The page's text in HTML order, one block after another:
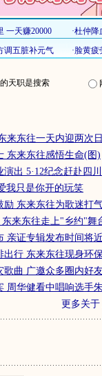
天职是搜索
来东往一天内迎两次
东来东往感悟生命(图)
出 5·12纪念赶赴四川
我只是你开的玩笑
励 东来东往为歌迷打
来东往走上"乡约"舞
亲证专辑发布时间将近
出行 东来东往现身环
歌曲 广邀众多圈内好
周华健看中唱响选手
更多关于